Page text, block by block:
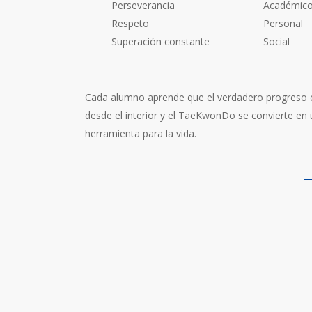
Perseverancia
Respeto
Superación constante
Personal
Social
Cada alumno aprende que el verdadero progreso
desde el interior y el TaeKwonDo se convierte en
herramienta para la vida.